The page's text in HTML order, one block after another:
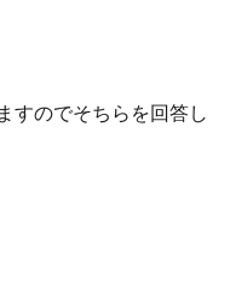
すのでそちらを回答し